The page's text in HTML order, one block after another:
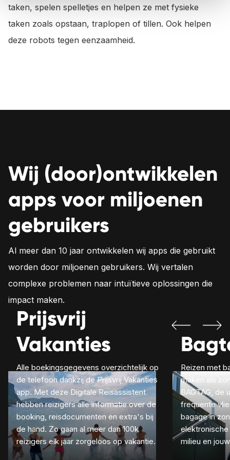
taken, spelen spelletjes en helpen ze met fysieke
taken zoals opstaan, traplopen of tillen. Ook helpen
deze robots tegen eenzaamheid.
Wij (door)ontwikkelen
apps voor miljoenen
gebruikers
Al meer dan 10 jaar ontwikkelen wij apps die gebruikt
worden door miljoenen gebruikers. Wij vertalen
complexe problemen naar intuïtieve oplossingen die
impact maken.
Prijsvrij
Vakanties
Alle boekingsgegevens overzichtelijk op
de telefoon dankzij de Prijsvrij Vakanties
app. Met deze Digitale Reisassistent
hebben reizigers alle informatie over de
booking, reisdocumenten en extra's bij
de hand. Zo gaan al meer dan 100k
reizigers elk jaar zorgeloos op vakantie.
Reizen met
maken als
BAGTAG, de
frequente
bagage in
milieu en